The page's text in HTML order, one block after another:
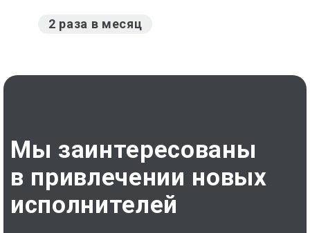
2 раза в месяц
Мы заинтересованы
в привлечении новых
исполнителей